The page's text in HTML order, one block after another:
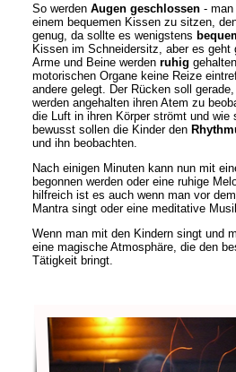
So werden Augen geschlossen -
einem bequemen Kissen zu sitzen,
genug, da sollte es wenigstens
Kissen im Schneidersitz, aber es geht
Arme und Beine werden ruhig
motorischen Organe keine Reize
andere gelegt. Der Rücken soll
werden angehalten ihren Atem zu
die Luft in ihren Körper strömt und
bewusst sollen die Kinder den
und ihn beobachten.
Nach einigen Minuten kann nun mit
begonnen werden oder eine ruhige
hilfreich ist es auch wenn man vor
Mantra singt oder eine meditative
Wenn man mit den Kindern singt und
eine magische Atmosphäre, die den
Tätigkeit bringt.